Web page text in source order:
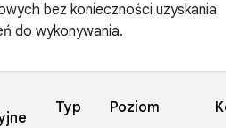
bez konieczności uzyskania
do wykonywania.
Typ Poziom